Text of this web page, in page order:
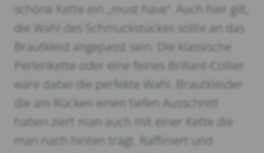
schöne Kette ein „must have“. Auch hier gilt,
die Wahl des Schmuckstückes sollte an das
Brautkleid angepasst sein. Die klassische
Perlenkette oder eine feines Brillant-Collier
wäre dabei die perfekte Wahl. Brautkleider
die am Rücken einen tiefen Ausschnitt
haben ziert man auch mit einer Kette die
man nach hinten trägt. Raffiniert und